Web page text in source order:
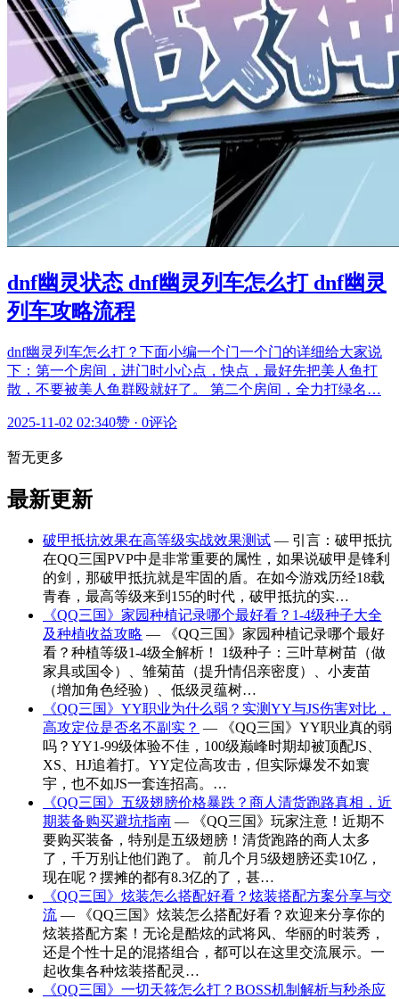
dnf幽灵状态 dnf幽灵列车怎么打 dnf幽灵
列车攻略流程
dnf幽灵列车怎么打？下面小编一个门一个门的详细给大家说
下：第一个房间，进门时小心点，快点，最好先把美人鱼打
散，不要被美人鱼群殴就好了。 第二个房间，全力打绿名…
2025-11-02 02:340赞 · 0评论
暂无更多
最新更新
破甲抵抗效果在高等级实战效果测试 — 引言：破甲抵抗
在QQ三国PVP中是非常重要的属性，如果说破甲是锋利
的剑，那破甲抵抗就是牢固的盾。在如今游戏历经18载
青春，最高等级来到155的时代，破甲抵抗的实…
《QQ三国》家园种植记录哪个最好看？1-4级种子大全
及种植收益攻略 — 《QQ三国》家园种植记录哪个最好
看？种植等级1-4级全解析！ 1级种子：三叶草树苗（做
家具或国令）、雏菊苗（提升情侣亲密度）、小麦苗
（增加角色经验）、低级灵蕴树…
《QQ三国》YY职业为什么弱？实测YY与JS伤害对比，
高攻定位是否名不副实？ — 《QQ三国》YY职业真的弱
吗？YY1-99级体验不佳，100级巅峰时期却被顶配JS、
XS、HJ追着打。YY定位高攻击，但实际爆发不如寰
宇，也不如JS一套连招高。…
《QQ三国》五级翅膀价格暴跌？商人清货跑路真相，近
期装备购买避坑指南 — 《QQ三国》玩家注意！近期不
要购买装备，特别是五级翅膀！清货跑路的商人太多
了，千万别让他们跑了。 前几个月5级翅膀还卖10亿，
现在呢？摆摊的都有8.3亿的了，甚…
《QQ三国》炫装怎么搭配好看？炫装搭配方案分享与交
流 — 《QQ三国》炫装怎么搭配好看？欢迎来分享你的
炫装搭配方案！无论是酷炫的武将风、华丽的时装秀，
还是个性十足的混搭组合，都可以在这里交流展示。一
起收集各种炫装搭配灵…
《QQ三国》一切天筱怎么打？BOSS机制解析与秒杀应